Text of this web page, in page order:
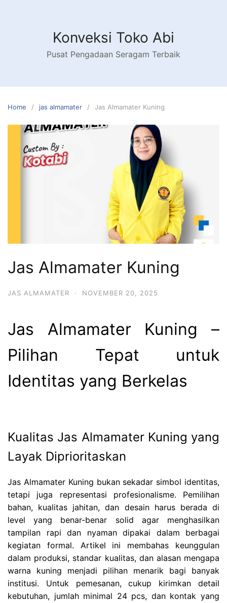
Konveksi Toko Abi
Pusat Pengadaan Seragam Terbaik
Home jas almamater Jas Almamater Kuning
Jas Almamater Kuning
JAS ALMAMATER · NOVEMBER 20, 2025
Jas Almamater Kuning –
Pilihan Tepat untuk
Identitas yang Berkelas
Kualitas Jas Almamater Kuning yang
Layak Diprioritaskan
Jas Almamater Kuning bukan sekadar simbol identitas,
tetapi juga representasi profesionalisme. Pemilihan
bahan, kualitas jahitan, dan desain harus berada di
level yang benar-benar solid agar menghasilkan
tampilan rapi dan nyaman dipakai dalam berbagai
kegiatan formal. Artikel ini membahas keunggulan
dalam produksi, standar kualitas, dan alasan mengapa
warna kuning menjadi pilihan menarik bagi banyak
institusi. Untuk pemesanan, cukup kirimkan detail
kebutuhan, jumlah minimal 24 pcs, dan kontak yang